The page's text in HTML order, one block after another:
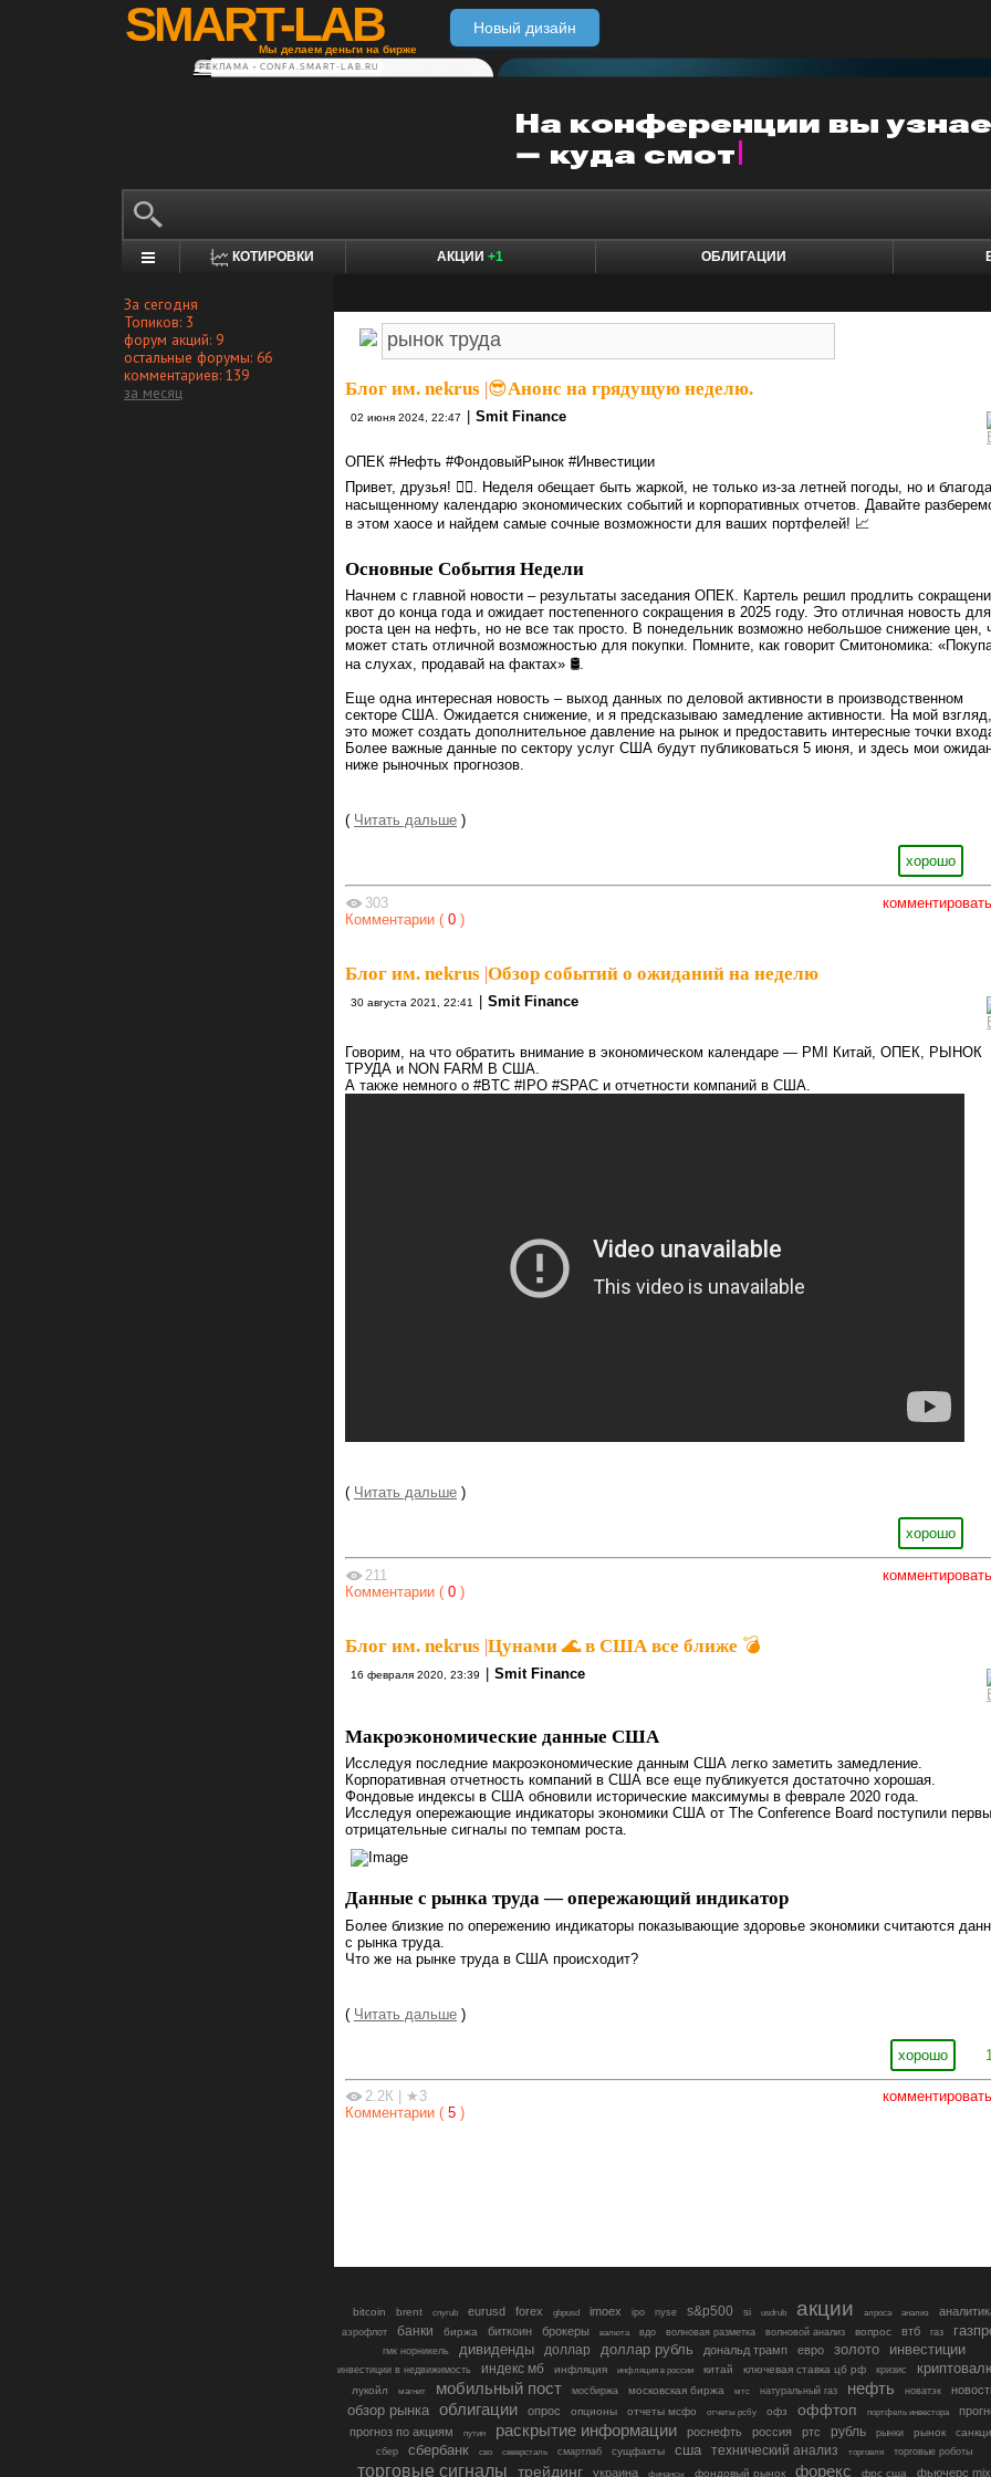
SMART-LAB
Мы делаем деньги на бирже
Новый дизайн
РЕКЛАМА • CONFA.SMART-LAB.RU
КОТИРОВКИ АКЦИИ +1 ОБЛИГАЦИИ
За сегодня
Топиков: 3
форум акций: 9
остальные форумы: 66
комментариев: 139
за месяц
Блог им. nekrus 😎Анонс на грядущую неделю.
02 июня 2024, 22:47 Smit Finance
ОПЕК #Нефть #ФондовыйРынок #Инвестиции
Привет, друзья! 🕵️‍♂️. Неделя обещает быть жаркой, не только из-за летней погоды, но и
насыщенному календарю экономических событий и корпоративных отчетов. Давайте
в этом хаосе и найдем самые сочные возможности для ваших портфелей! 📈
Основные События Недели
Начнем с главной новости – результаты заседания ОПЕК. Картель решил продлить
квот до конца года и ожидает постепенного сокращения в 2025 году. Это отличная новость для
роста цен на нефть, но не все так просто. В понедельник возможно небольшое снижение цен,
может стать отличной возможностью для покупки. Помните, как говорит Смитономика:
на слухах, продавай на фактах» 🛢️.
Еще одна интересная новость – выход данных по деловой активности в производственном
секторе США. Ожидается снижение, и я предсказываю замедление активности. На мой взгляд,
это может создать дополнительное давление на рынок и предоставить интересные точки
Более важные данные по сектору услуг США будут публиковаться 5 июня, и здесь мои
ниже рыночных прогнозов.
( Читать дальше )
хорошо
комментировать
303
Комментарии ( 0 )
Блог им. nekrus |Обзор событий о ожиданий на неделю
30 августа 2021, 22:41 | Smit Finance
Говорим, на что обратить внимание в экономическом календаре — PMI Китай, ОПЕК, РЫНОК
ТРУДА и NON FARM В США.
А также немного о #BTC #IPO #SPAC и отчетности компаний в США.
( Читать дальше )
хорошо
комментировать
211
Комментарии ( 0 )
Блог им. nekrus |Цунами 🌊 в США все ближе 💣
16 февраля 2020, 23:39 | Smit Finance
Макроэкономические данные США
Исследуя последние макроэкономические данным США легко заметить замедление.
Корпоративная отчетность компаний в США все еще публикуется достаточно хорошая.
Фондовые индексы в США обновили исторические максимумы в феврале 2020 года.
Исследуя опережающие индикаторы экономики США от The Conference Board поступили
отрицательные сигналы по темпам роста.
Данные с рынка труда — опережающий индикатор
Более близкие по опережению индикаторы показывающие здоровье экономики считаются
с рынка труда.
Что же на рынке труда в США происходит?
( Читать дальше )
хорошо
комментировать
2.2К
★3
Комментарии ( 5 )
bitcoin brent cnyrub eurusd forex gbpusd imoex ipo nyse s&p500 si usdrub акции алроса анализ
аэрофлот банки биржа биткоин брокеры валюта вдо волновая разметка волновой анализ вопрос втб газ
гмк норникель дивиденды доллар доллар рубль дональд трамп евро золото инвестиции
инвестиции в недвижимость индекс мб инфляция инфляция в россии китай ключевая ставка цб рф кризис
лукойл магнит мобильный пост мосбиржа московская биржа мтс натуральный газ нефть новатэк
обзор рынка облигации опрос опционы отчеты мсфо отчеты рсбу офз оффтоп портфель инвестора
прогноз по акциям
путин раскрытие информации роснефть россия ртс рубль рынки рынок
сбер сбербанк сво северсталь смартлаб сущфакты сша технический анализ торговля торговые роботы
торговые сигналы трейдинг украина финансы фондовый рынок форекс фрс сша фьючерс mix